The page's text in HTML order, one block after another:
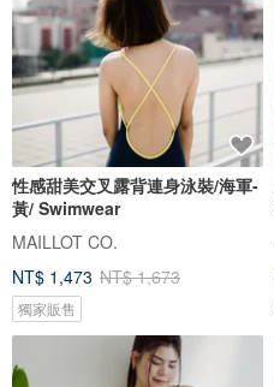
性感甜美交叉露背連身泳裝/海軍-
黃/ Swimwear
MAILLOT CO.
NT$ 1,473 NT$ 1,673
獨家販售